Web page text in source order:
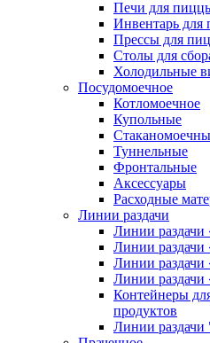
Печи для
Инвентарь для
Прессы для
Столы для
Холодильные
Посудомоечное
Котломоечное
Купольные
Туннельные
Фронтальные
Аксессуары
Расходные
Линии раздачи
Линии раздачи
Линии раздачи
Линии раздачи
Линии раздачи
Контейнеры
продуктов
Линии раздачи